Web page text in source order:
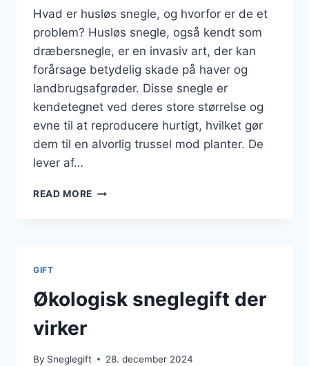
Hvad er husløs snegle, og hvorfor er de et
problem? Husløs snegle, også kendt som
dræbersnegle, er en invasiv art, der kan
forårsage betydelig skade på haver og
landbrugsafgrøder. Disse snegle er
kendetegnet ved deres store størrelse og
evne til at reproducere hurtigt, hvilket gør
dem til en alvorlig trussel mod planter. De
lever af…
READ MORE BEKÆMPELSE
GIFT
Økologisk sneglegift der
virker
By Sneglegift 28. december 2024